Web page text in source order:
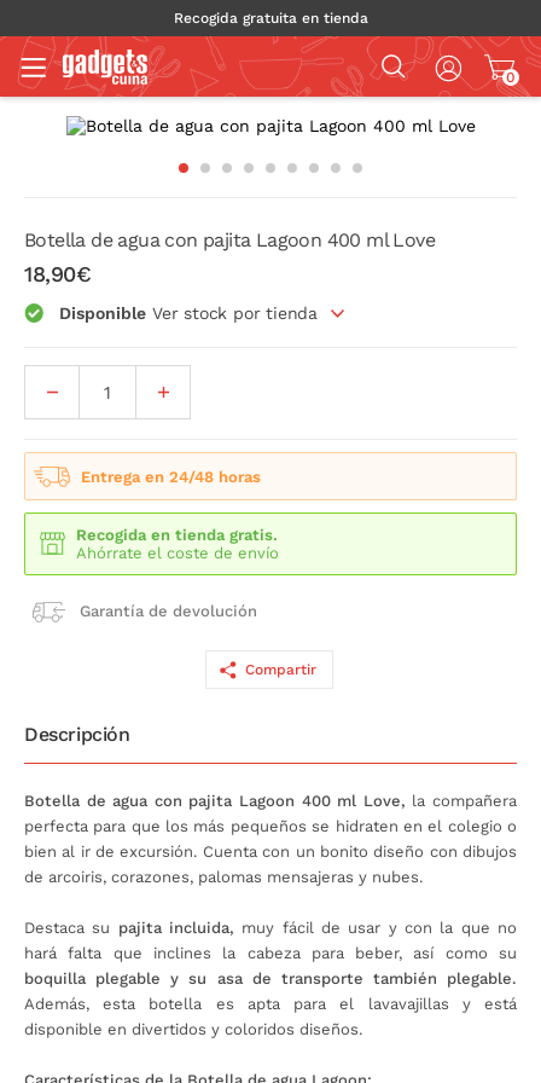
Recogida gratuita en tienda
0
Botella de agua con pajita Lagoon 400 ml Love
18,90€
Disponible Ver stock por tienda
Entrega en 24/48 horas
Recogida en tienda gratis.
Ahórrate el coste de envío
Garantía de devolución
Compartir
Descripción
Botella de agua con pajita Lagoon 400 ml Love, la compañera
perfecta para que los más pequeños se hidraten en el colegio o
bien al ir de excursión. Cuenta con un bonito diseño con dibujos
de arcoiris, corazones, palomas mensajeras y nubes.
Destaca su pajita incluida, muy fácil de usar y con la que no
hará falta que inclines la cabeza para beber, así como su
boquilla plegable y su asa de transporte también plegable.
Además, esta botella es apta para el lavavajillas y está
disponible en divertidos y coloridos diseños.